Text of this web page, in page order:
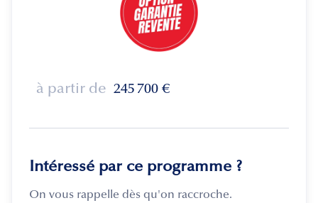
à partir de 245 700 €
Intéressé par ce programme ?
On vous rappelle dès qu'on raccroche.